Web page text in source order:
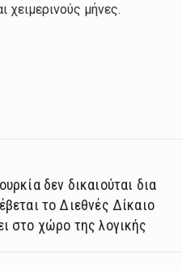
χειμερινούς μήνες.
δεν δικαιούται δια
το Διεθνές Δίκαιο
στο χώρο της λογικής